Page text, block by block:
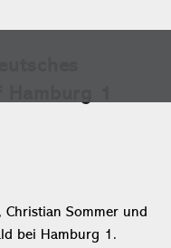
Christian Sommer und
bei Hamburg 1.